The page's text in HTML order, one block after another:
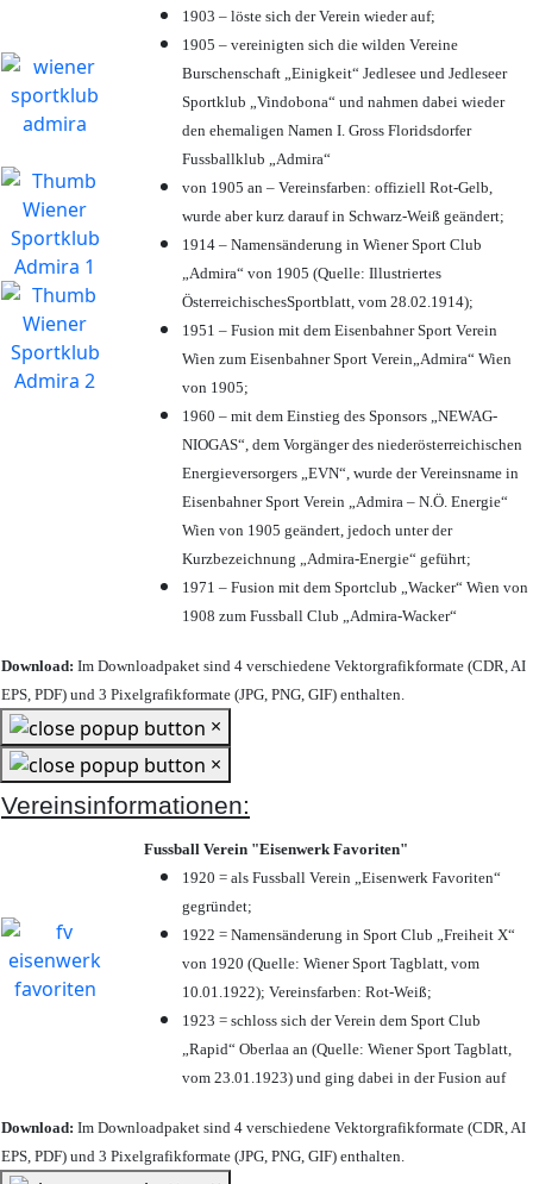
1903 – löste sich der Verein wieder auf;
1905 – vereinigten sich die wilden Vereine
Burschenschaft „Einigkeit“ Jedlesee und Jedleseer
Sportklub „Vindobona“ und nahmen dabei wieder
den ehemaligen Namen I. Gross Floridsdorfer
Fussballklub „Admira“
von 1905 an – Vereinsfarben: offiziell Rot-Gelb,
wurde aber kurz darauf in Schwarz-Weiß geändert;
1914 – Namensänderung in Wiener Sport Club
„Admira“ von 1905 (Quelle: Illustriertes
ÖsterreichischesSportblatt, vom 28.02.1914);
1951 – Fusion mit dem Eisenbahner Sport Verein
Wien zum Eisenbahner Sport Verein„Admira“ Wien
von 1905;
1960 – mit dem Einstieg des Sponsors „NEWAG-
NIOGAS“, dem Vorgänger des niederösterreichischen
Energieversorgers „EVN“, wurde der Vereinsname in
Eisenbahner Sport Verein „Admira – N.Ö. Energie“
Wien von 1905 geändert, jedoch unter der
Kurzbezeichnung „Admira-Energie“ geführt;
1971 – Fusion mit dem Sportclub „Wacker“ Wien von
1908 zum Fussball Club „Admira-Wacker“
Download: Im Downloadpaket sind 4 verschiedene Vektorgrafikformate (CDR, AI
EPS, PDF) und 3 Pixelgrafikformate (JPG, PNG, GIF) enthalten.
×
×
Vereinsinformationen:
Fussball Verein "Eisenwerk Favoriten"
1920 = als Fussball Verein „Eisenwerk Favoriten“
gegründet;
1922 = Namensänderung in Sport Club „Freiheit X“
von 1920 (Quelle: Wiener Sport Tagblatt, vom
10.01.1922); Vereinsfarben: Rot-Weiß;
1923 = schloss sich der Verein dem Sport Club
„Rapid“ Oberlaa an (Quelle: Wiener Sport Tagblatt,
vom 23.01.1923) und ging dabei in der Fusion auf
Download: Im Downloadpaket sind 4 verschiedene Vektorgrafikformate (CDR, AI
EPS, PDF) und 3 Pixelgrafikformate (JPG, PNG, GIF) enthalten.